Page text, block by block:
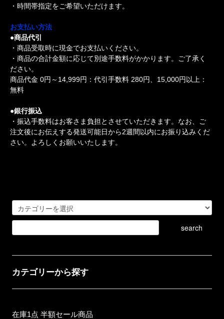
・時間帯指定をご希望いただけます。
お支払い方法
●商品代引
・商品受取時に現金でお支払いください。
・商品の合計金額に応じて別途手数料がかかります。ご了承く
ださい。
商品代金 0円～14,999円：代引手数料 280円、15,000円以上：
無料
●銀行振込
・振込手数料はお客さま負担とさせていただきます。なお、ご
注文後にお伝えする発送可能日から2週間以内にお振り込みくだ
さい。よろしくお願いいたします。
カテゴリーから探す
在庫1点 半額セール商品